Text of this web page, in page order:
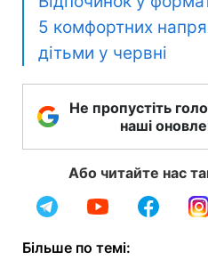
5 комфортних
дітьми у червні
Не пропустіть
наші
Або читайте нас
Більше по темі: